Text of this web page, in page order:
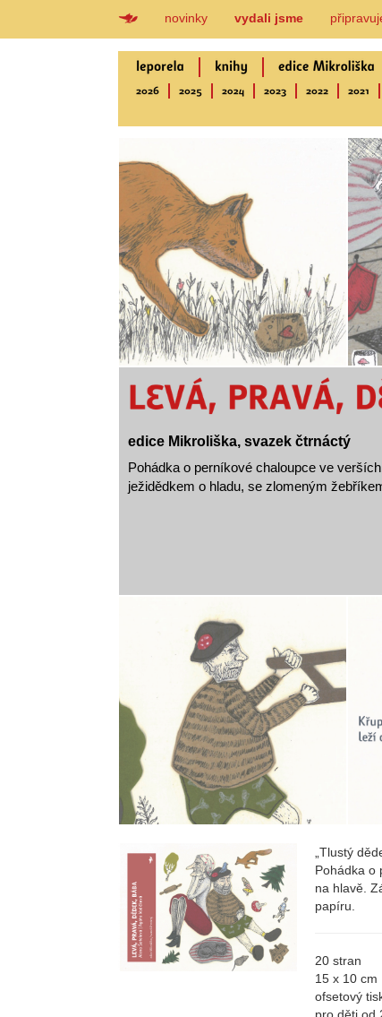
novinky vydali jsme
edice Mikroliška, svazek čtrnáctý
Pohádka o perníkové chaloupce ve
ježidědkem o hladu, se zlomeným
„Tlustý
Pohádka o
na hlavě.
papíru.
20 stran
15 x 10 cm
ofsetový
pro děti od